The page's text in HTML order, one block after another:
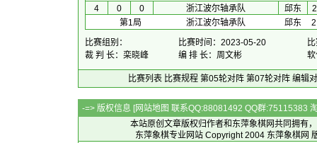
4
0 0 浙江波尔轴承队 邱东
第1局
浙江波尔轴承队 邱东
比赛组别：
比赛时间：2023-05-20
裁 判 长：栾晓峰
编 排 长：周文彬
比赛列表 比赛规程 第05轮对阵 第07轮对阵 编辑
-=> 版权信息 [网站地图 联系QQ:88081492 QQ群:75115383
本站原创文章版权归作者和 东萍象棋网共同拥有
东萍象棋专业网站 Copyright 2004 东萍象棋网